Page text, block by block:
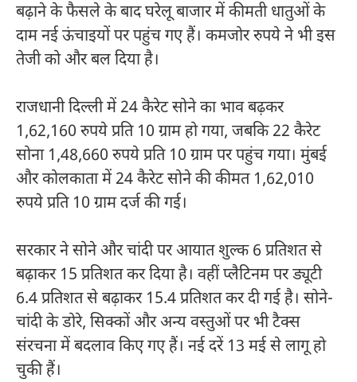
बढ़ाने के फैसले के बाद घरेलू बाजार में कीमती धातुओं के
दाम नई ऊंचाइयों पर पहुंच गए हैं। कमजोर रुपये ने भी इस
तेजी को और बल दिया है।
राजधानी दिल्ली में 24 कैरेट सोने का भाव बढ़कर
1,62,160 रुपये प्रति 10 ग्राम हो गया, जबकि 22 कैरेट
सोना 1,48,660 रुपये प्रति 10 ग्राम पर पहुंच गया। मुंबई
और कोलकाता में 24 कैरेट सोने की कीमत 1,62,010
रुपये प्रति 10 ग्राम दर्ज की गई।
सरकार ने सोने और चांदी पर आयात शुल्क 6 प्रतिशत से
बढ़ाकर 15 प्रतिशत कर दिया है। वहीं प्लैटिनम पर ड्यूटी
6.4 प्रतिशत से बढ़ाकर 15.4 प्रतिशत कर दी गई है। सोने-
चांदी के डोरे, सिक्कों और अन्य वस्तुओं पर भी टैक्स
संरचना में बदलाव किए गए हैं। नई दरें 13 मई से लागू हो
चुकी हैं।